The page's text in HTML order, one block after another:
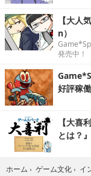
【大人
n）
発売中！
好評稼
【大喜
とは？
ホーム › ゲーム文化 › イ